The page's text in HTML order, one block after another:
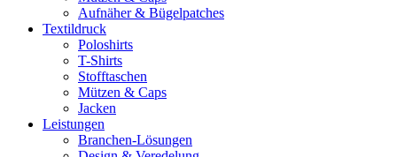
Aufnäher & Bügelpatches
Textildruck
Poloshirts
T-Shirts
Stofftaschen
Mützen & Caps
Jacken
Leistungen
Branchen-Lösungen